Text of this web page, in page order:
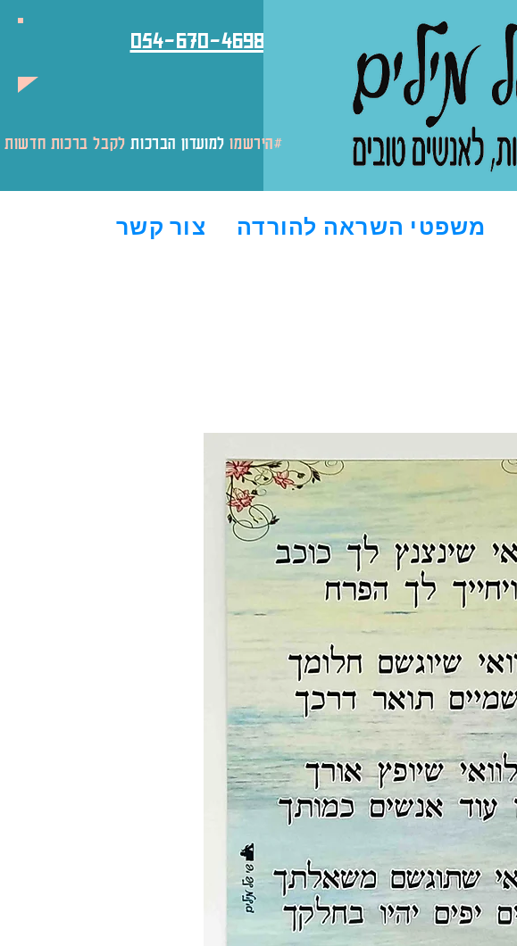
054-670-4698
#הירשמו למועדון הברכות לקבל ברכות חדשות והטבות#
משפטי השראה להורדה צור קשר